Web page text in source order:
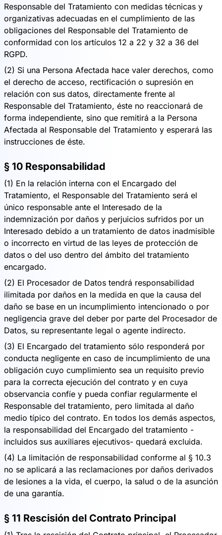
Responsable del Tratamiento con medidas técnicas y
organizativas adecuadas en el cumplimiento de las
obligaciones del Responsable del Tratamiento de
conformidad con los artículos 12 a 22 y 32 a 36 del
RGPD.
(2) Si una Persona Afectada hace valer derechos, como
el derecho de acceso, rectificación o supresión en
relación con sus datos, directamente frente al
Responsable del Tratamiento, éste no reaccionará de
forma independiente, sino que remitirá a la Persona
Afectada al Responsable del Tratamiento y esperará las
instrucciones de éste.
§ 10 Responsabilidad
(1) En la relación interna con el Encargado del
Tratamiento, el Responsable del Tratamiento será el
único responsable ante el Interesado de la
indemnización por daños y perjuicios sufridos por un
Interesado debido a un tratamiento de datos inadmisible
o incorrecto en virtud de las leyes de protección de
datos o del uso dentro del ámbito del tratamiento
encargado.
(2) El Procesador de Datos tendrá responsabilidad
ilimitada por daños en la medida en que la causa del
daño se base en un incumplimiento intencionado o por
negligencia grave del deber por parte del Procesador de
Datos, su representante legal o agente indirecto.
(3) El Encargado del tratamiento sólo responderá por
conducta negligente en caso de incumplimiento de una
obligación cuyo cumplimiento sea un requisito previo
para la correcta ejecución del contrato y en cuya
observancia confíe y pueda confiar regularmente el
Responsable del tratamiento, pero limitada al daño
medio típico del contrato. En todos los demás aspectos,
la responsabilidad del Encargado del tratamiento -
incluidos sus auxiliares ejecutivos- quedará excluida.
(4) La limitación de responsabilidad conforme al § 10.3
no se aplicará a las reclamaciones por daños derivados
de lesiones a la vida, el cuerpo, la salud o de la asunción
de una garantía.
§ 11 Rescisión del Contrato Principal